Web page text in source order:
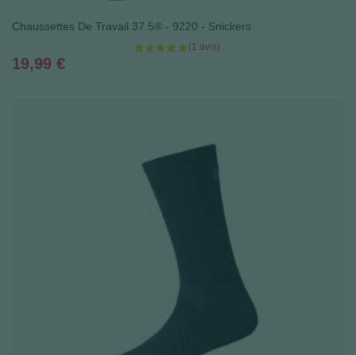
Chaussettes De Travail 37.5® - 9220 - Snickers
Prix
19,99 €